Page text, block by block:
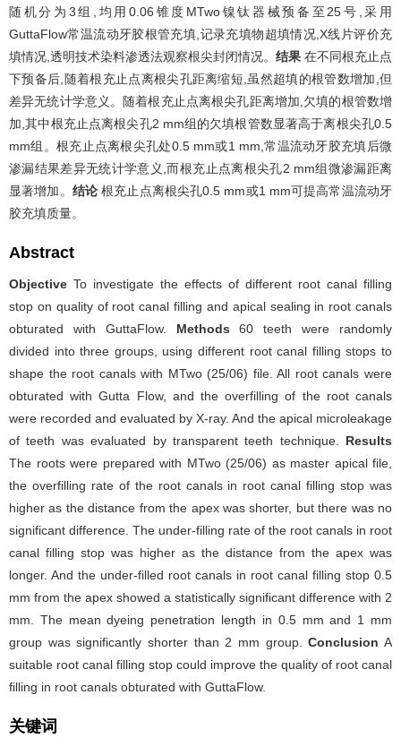
随机分为3组,均用0.06锥度MTwo镍钛器械预备至25号,采用
GuttaFlow常温流动牙胶根管充填,记录充填物超填情况,X线片评价充
填情况,透明技术染料渗透法观察根尖封闭情况。 结果 在不同根充止点
下预备后,随着根充止点离根尖孔距离缩短,虽然超填的根管数增加,但
差异无统计学意义。随着根充止点离根尖孔距离增加,欠填的根管数增
加,其中根充止点离根尖孔2 mm组的欠填根管数显著高于离根尖孔0.5
mm组。根充止点离根尖孔处0.5 mm或1 mm,常温流动牙胶充填后微
渗漏结果差异无统计学意义,而根充止点离根尖孔2 mm组微渗漏距离
显著增加。 结论 根充止点离根尖孔0.5 mm或1 mm可提高常温流动牙
胶充填质量。
Abstract
Objective To investigate the effects of different root canal filling
stop on quality of root canal filling and apical sealing in root canals
obturated with GuttaFlow. Methods 60 teeth were randomly
divided into three groups, using different root canal filling stops to
shape the root canals with MTwo (25/06) file. All root canals were
obturated with Gutta Flow, and the overfilling of the root canals
were recorded and evaluated by X-ray. And the apical microleakage
of teeth was evaluated by transparent teeth technique. Results
The roots were prepared with MTwo (25/06) as master apical file,
the overfilling rate of the root canals in root canal filling stop was
higher as the distance from the apex was shorter, but there was no
significant difference. The under-filling rate of the root canals in root
canal filling stop was higher as the distance from the apex was
longer. And the under-filled root canals in root canal filling stop 0.5
mm from the apex showed a statistically significant difference with 2
mm. The mean dyeing penetration length in 0.5 mm and 1 mm
group was significantly shorter than 2 mm group.Conclusion A
suitable root canal filling stop could improve the quality of root canal
filling in root canals obturated with GuttaFlow.
关键词